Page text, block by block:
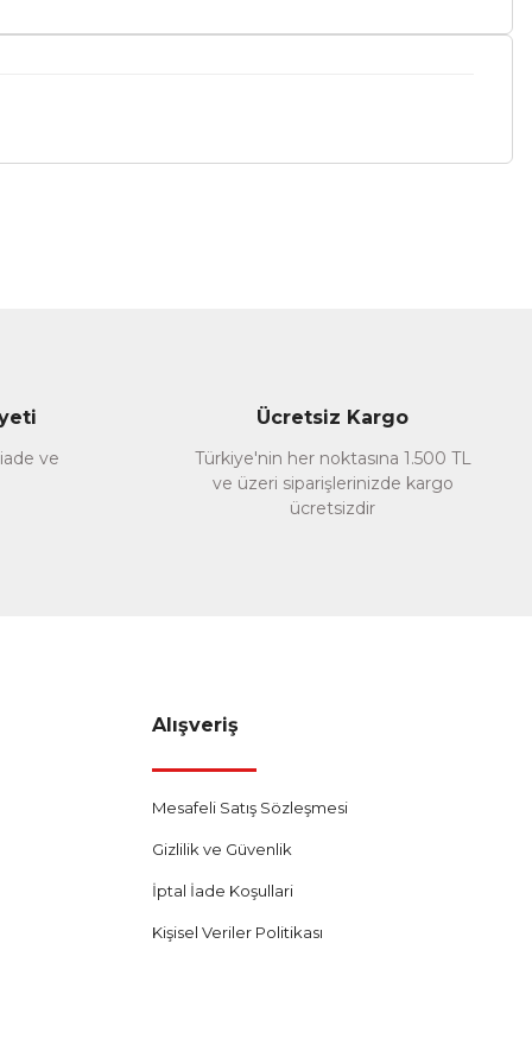
iletebilirsiniz.
ve
Ücretsiz Kargo
Türkiye'nin her noktasına 1.500 TL
ve üzeri siparişlerinizde kargo
ücretsizdir
Alışveriş
Mesafeli Satış Sözleşmesi
Gizlilik ve Güvenlik
İptal İade Koşullari
Kişisel Veriler Politikası